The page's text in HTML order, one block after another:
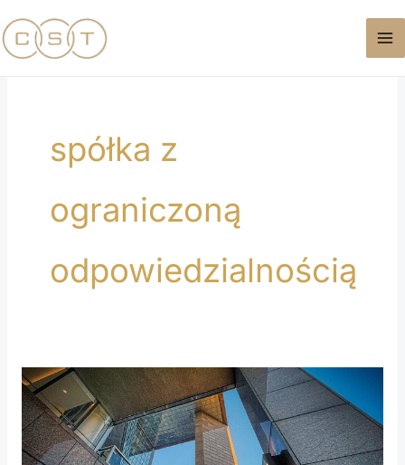
do
treści
spółka z
ograniczoną
odpowiedzialnością
Jak
założyć
spółkę
z